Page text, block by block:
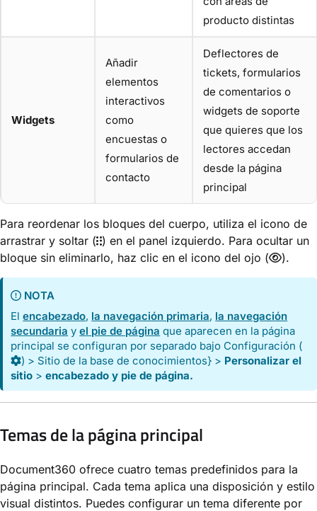
producto distintas
Widgets
Añadir
elementos
interactivos
como
encuestas o
formularios de
contacto
Deflectores de
tickets, formularios
de comentarios o
widgets de soporte
que quieres que los
lectores accedan
desde la página
principal
Para reordenar los bloques del cuerpo, utiliza el icono de
arrastrar y soltar ( ) en el panel izquierdo. Para ocultar un
bloque sin eliminarlo, haz clic en el icono del ojo (
).
NOTA
Elencabezado, la navegación primaria, la navegación
secundaria yel pie de página que aparecen en la página
principal se configuran por separado bajo Configuración (
) > Sitio de la base de conocimientos} > Personalizar el
sitio >encabezado y pie de página.
Temas de la página principal
Document360 ofrece cuatro temas predefinidos para la
página principal. Cada tema aplica una disposición y estilo
visual distintos. Puedes configurar un tema diferente por